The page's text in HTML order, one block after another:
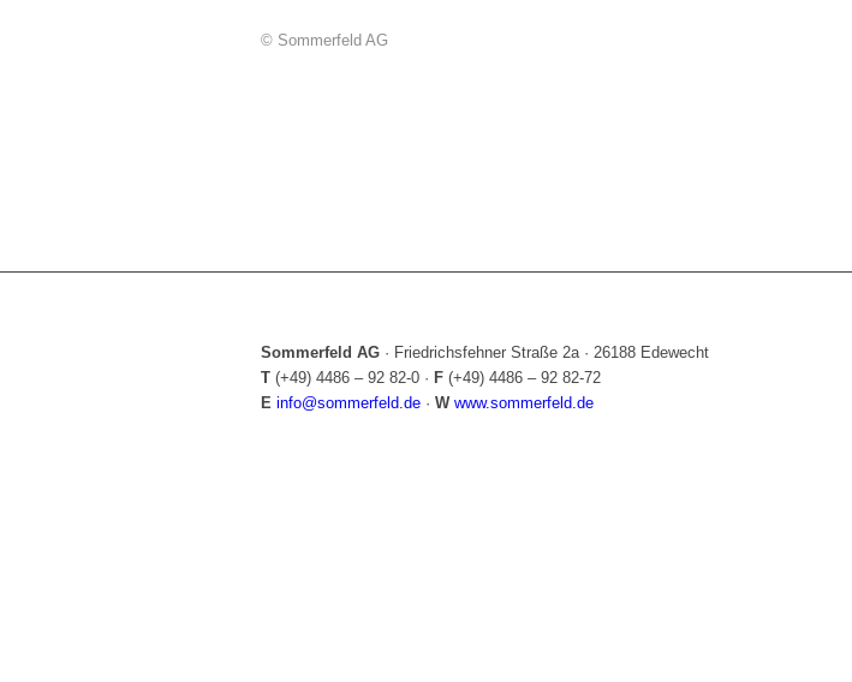
© Sommerfeld AG
Sommerfeld AG · Friedrichsfehner Straße 2a · 26188 Edewecht
T (+49) 4486 – 92 82-0 · F (+49) 4486 – 92 82-72
E info@sommerfeld.de · W www.sommerfeld.de